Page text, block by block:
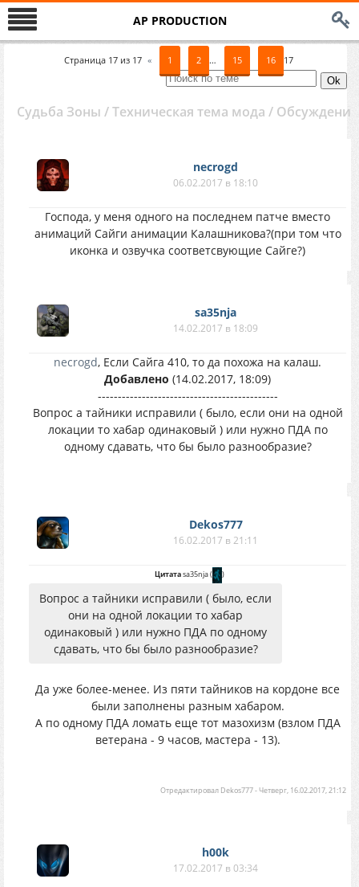
AP PRODUCTION
Страница 17из 17 « 1 2 … 15 16 17
Судьба Зоны / Техническая тема мода / Обсуждение
necrogd
06.02.2017 в 18:10
Господа, у меня одного на последнем патче вместо
анимаций Сайги анимации Калашникова?(при том что
иконка и озвучка соответсвующие Сайге?)
sa35nja
14.02.2017 в 18:09
necrogd, Если Сайга 410, то да похожа на калаш.
Добавлено (14.02.2017, 18:09)
---------------------------------------------
Вопрос а тайники исправили ( было, если они на одной
локации то хабар одинаковый ) или нужно ПДА по
одному сдавать, что бы было разнообразие?
Dekos777
16.02.2017 в 21:11
Цитатаsa35nja( )
Вопрос а тайники исправили ( было, если
они на одной локации то хабар
одинаковый ) или нужно ПДА по одному
сдавать, что бы было разнообразие?
Да уже более-менее. Из пяти тайников на кордоне все
были заполнены разным хабаром.
А по одному ПДА ломать еще тот мазохизм (взлом ПДА
ветерана - 9 часов, мастера - 13).
Отредактировал Dekos777-Четверг, 16.02.2017, 21:12
h00k
17.02.2017 в 03:34